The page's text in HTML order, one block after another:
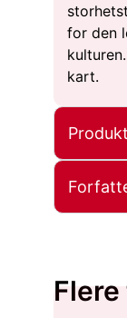
for den
kart.